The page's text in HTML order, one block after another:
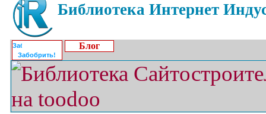
Библиотека Интернет
Забобрить!
Блог